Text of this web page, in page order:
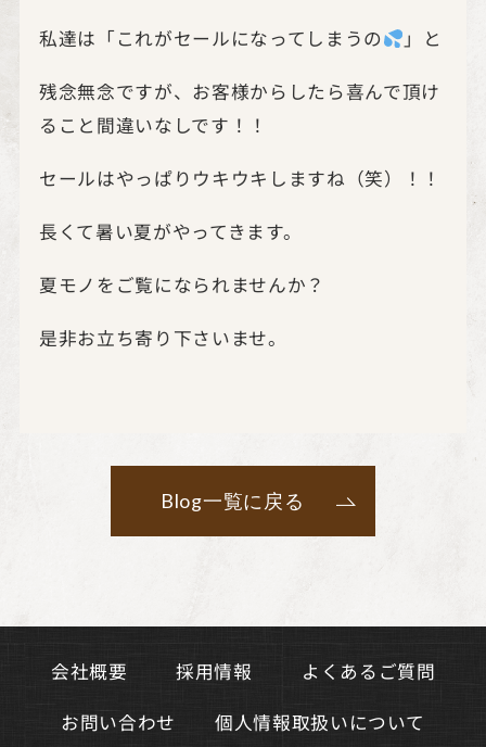
私達は「これがセールになってしまうの 」と
残念無念ですが、お客様からしたら喜んで頂け
ること間違いなしです！！
セールはやっぱりウキウキしますね（笑）！！
長くて暑い夏がやってきます。
夏モノをご覧になられませんか？
是非お立ち寄り下さいませ。
Blog一覧に戻る
会社概要 採用情報 よくあるご質問
お問い合わせ 個人情報取扱いについて